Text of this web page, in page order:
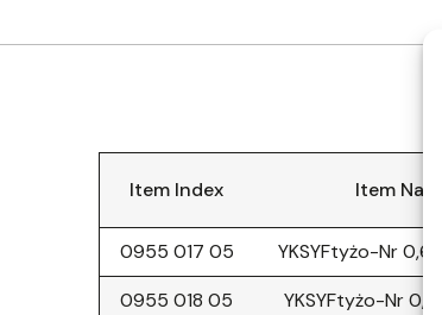
Item Index Item
0955 017 05 YKSYFtyżo-Nr 0,6/
0955 018 05
YKSYFtyżo-Nr